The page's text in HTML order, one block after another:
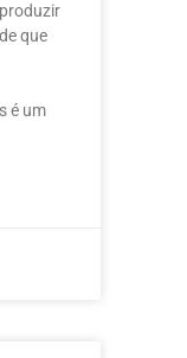
que
é um